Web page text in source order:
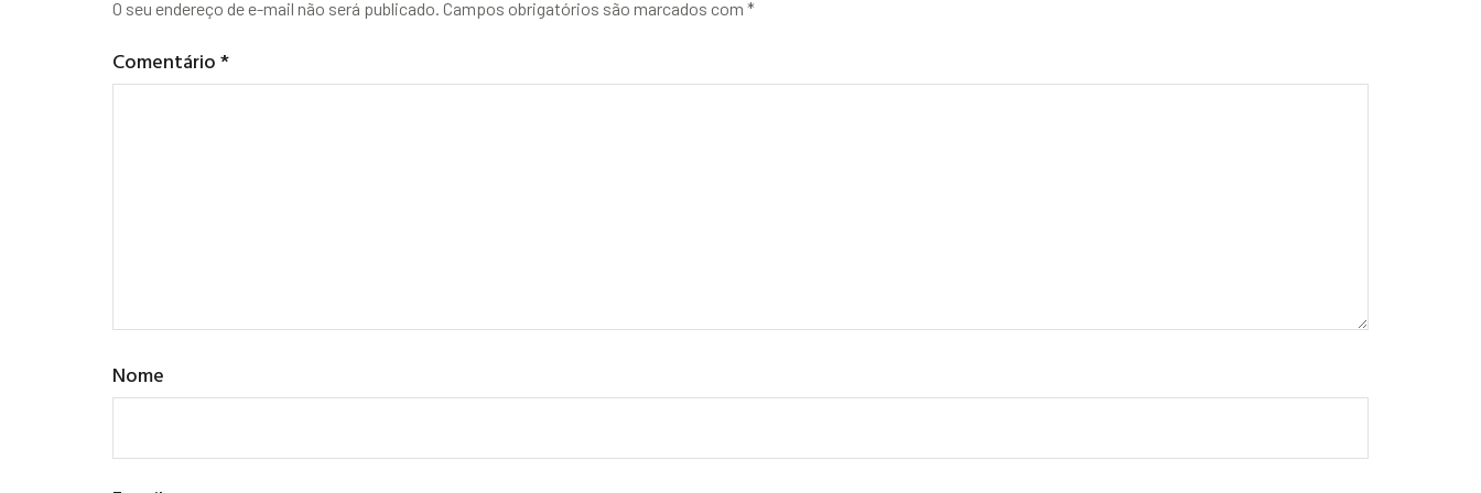
O seu endereço de e-mail não será publicado. Campos obrigatórios são marcados com *
Comentário*
Nome